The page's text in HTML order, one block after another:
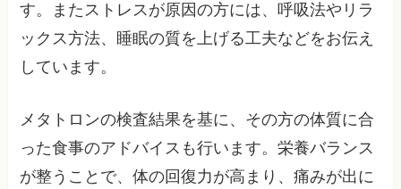
す。またストレスが原因の方には、呼吸法やリラ
ックス方法、睡眠の質を上げる工夫などをお伝え
しています。
メタトロンの検査結果を基に、その方の体質に合
った食事のアドバイスも行います。栄養バランス
が整うことで、体の回復力が高まり、痛みが出に